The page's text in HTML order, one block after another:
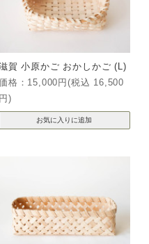
賀 小原かご おかしかご (L)
格：15,000円(税込 16,500
円)